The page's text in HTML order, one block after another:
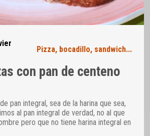
Pizza, bocadillo, sandwich...
con pan de centeno
pan integral, sea de la harina que sea,
al pan integral de verdad, no al que
pero que no tiene harina integral en